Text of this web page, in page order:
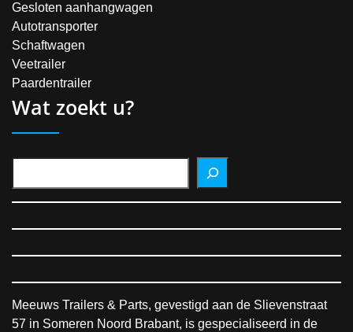
Gesloten aanhangwagen
Autotransporter
Schaftwagen
Veetrailer
Paardentrailer
Wat zoekt u?
Meeuws Trailers & Parts, gevestigd aan de Slievenstraat
57 in Someren Noord Brabant, is gespecialiseerd in de